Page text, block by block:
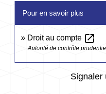
Pour en savoir plus
Droit au compte open_in_new
Autorité de contrôle
Signaler